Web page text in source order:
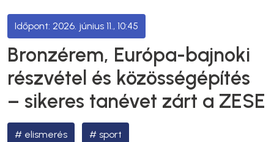
2026. június 11., 10:45
Bronzérem, Európa-bajnoki
részvétel és közösségépítés
– sikeres tanévet zárt a ZESE
elismerés sport